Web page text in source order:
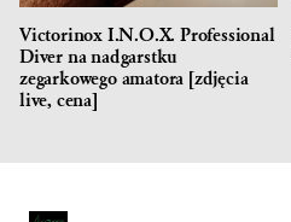
Victorinox I.N.O.X. Professional
Diver na nadgarstku
zegarkowego amatora [zdjęcia
live, cena]